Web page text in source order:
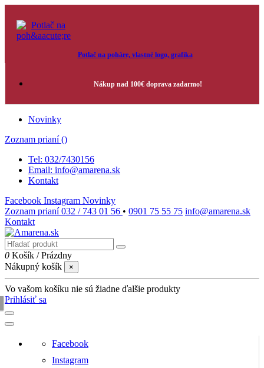
Potlač na poháre, vlastné logo, grafika
Nákup nad 100€ doprava zadarmo!
Novinky
Zoznam prianí ()
Tel: 032/7430156
Email: info@amarena.sk
Kontakt
Facebook Instagram Novinky
Zoznam prianí 032 / 743 01 56 • 0901 75 55 75 info@amarena.sk
Kontakt
0 Košík /Prázdny
Nákupný košík
×
Vo vašom košíku nie sú žiadne ďalšie produkty
Prihlásiť sa
Facebook
Instagram